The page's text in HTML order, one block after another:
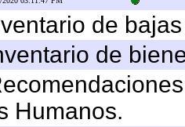
de
de
Humanos.